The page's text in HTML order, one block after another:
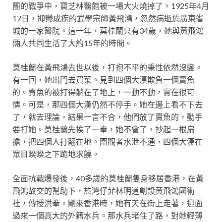
團的戰爭中，寶芝林醫館被一場大火燒掉了。1925年4月
17日，抑鬱成疾的武學宗師黃飛鴻，忽然病逝於廣東省
城的一家醫院。這一年，莫桂蘭只有34歲，她與黃飛鴻
倆人共同生活了大約15年的時間。
莫桂蘭在黃飛鴻去世以後，打抱不平的秉性依然沒變。
有一回，她出門去買菜。見到四個大漢欺負一個賣魚
的。賣魚的被打得躺在了地上，一動不動，實在很可
憐。可是，那四個大漢仍然不停手。她在邊上看不下去
了，就去理論，結果一言不合，他們放了賣魚的，動手
要打她。莫桂蘭先挨了一拳，她不會了，抄起一根扁
擔，把四個人打翻在地。圍觀者水泄不通，四個大漢在
眾目睽睽之下跪地求饒。
全面抗戰爆發後，40多歲的莫桂蘭隻身移居香港，在黃
飛鴻故交的幫助下，於灣仔菲林明道創設黃飛鴻國術
社，傳授洪拳。剛來香港時，她有天在街上走著，迎面
過來一個高大的外籍水兵。那水兵堵住了路，對她輕薄